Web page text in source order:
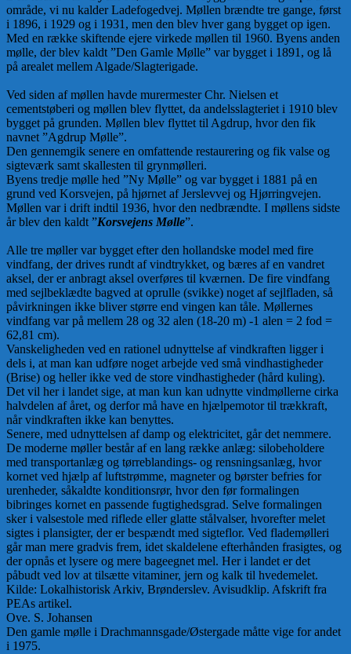
område, vi nu kalder Ladefogedvej. Møllen brændte tre gange, først
i 1896, i 1929 og i 1931, men den blev hver gang bygget op igen.
Med en række skiftende ejere virkede møllen til 1960. Byens anden
mølle, der blev kaldt ”Den Gamle Mølle” var bygget i 1891, og lå
på arealet mellem Algade/Slagterigade.
Ved siden af møllen havde murermester Chr. Nielsen et
cementstøberi og møllen blev flyttet, da andelsslagteriet i 1910 blev
bygget på grunden. Møllen blev flyttet til Agdrup, hvor den fik
navnet ”Agdrup Mølle”.
Den gennemgik senere en omfattende restaurering og fik valse og
sigteværk samt skallesten til grynmølleri.
Byens tredje mølle hed ”Ny Mølle” og var bygget i 1881 på en
grund ved Korsvejen, på hjørnet af Jerslevvej og Hjørringvejen.
Møllen var i drift indtil 1936, hvor den nedbrændte. I møllens sidste
år blev den kaldt ”Korsvejens Mølle”.
Alle tre møller var bygget efter den hollandske model med fire
vindfang, der drives rundt af vindtrykket, og bæres af en vandret
aksel, der er anbragt aksel overføres til kværnen. De fire vindfang
med sejlbeklædte bagved at oprulle (svikke) noget af sejlfladen, så
påvirkningen ikke bliver større end vingen kan tåle. Møllernes
vindfang var på mellem 28 og 32 alen (18-20 m) -1 alen = 2 fod =
62,81 cm).
Vanskeligheden ved en rationel udnyttelse af vindkraften ligger i
dels i, at man kan udføre noget arbejde ved små vindhastigheder
(Brise) og heller ikke ved de store vindhastigheder (hård kuling).
Det vil her i landet sige, at man kun kan udnytte vindmøllerne cirka
halvdelen af året, og derfor må have en hjælpemotor til trækkraft,
når vindkraften ikke kan benyttes.
Senere, med udnyttelsen af damp og elektricitet, går det nemmere.
De moderne møller består af en lang række anlæg: silobeholdere
med transportanlæg og tørreblandings- og rensningsanlæg, hvor
kornet ved hjælp af luftstrømme, magneter og børster befries for
urenheder, såkaldte konditionsrør, hvor den før formalingen
bibringes kornet en passende fugtighedsgrad. Selve formalingen
sker i valsestole med riflede eller glatte stålvalser, hvorefter melet
sigtes i plansigter, der er bespændt med sigteflor. Ved flademølleri
går man mere gradvis frem, idet skaldelene efterhånden frasigtes, og
der opnås et lysere og mere bageegnet mel. Her i landet er det
påbudt ved lov at tilsætte vitaminer, jern og kalk til hvedemelet.
Kilde: Lokalhistorisk Arkiv, Brønderslev. Avisudklip. Afskrift fra
PEAs artikel.
Ove. S. Johansen
Den gamle mølle i Drachmannsgade/Østergade måtte vige for andet
i 1975.